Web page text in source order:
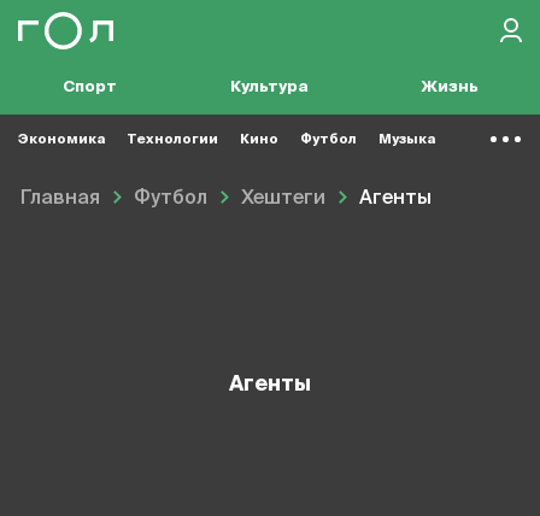
Спорт Культура Жизнь
Экономика Технологии Кино Футбол Музыка
Главная Футбол Хештеги Агенты
Агенты